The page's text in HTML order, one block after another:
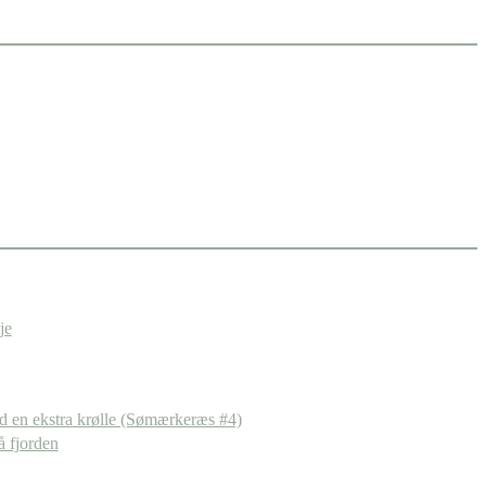
en ekstra krølle (Sømærkeræs #4)
fjorden